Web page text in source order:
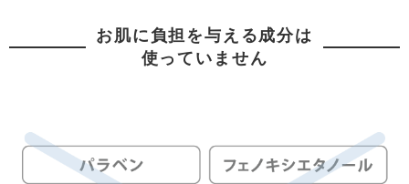
お肌に負担を与える成分は
使っていません